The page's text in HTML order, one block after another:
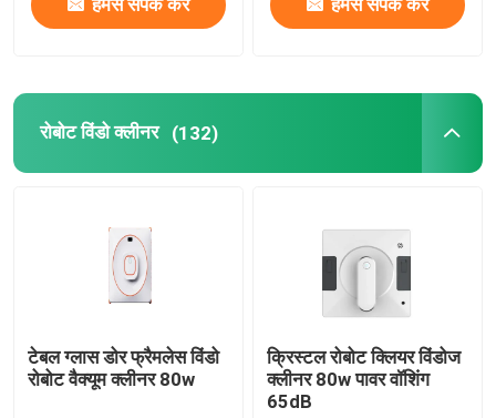
रोबोट विंडो क्लीनर (132)
टेबल ग्लास डोर फ्रैमलेस विंडो
रोबोट वैक्यूम क्लीनर 80w
क्रिस्टल रोबोट क्लियर विंडोज
क्लीनर 80w पावर वॉशिंग
65dB